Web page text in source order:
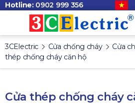
Hotline: 0902 999 356
3CElectric Cửa chống cháy Cửa
thép chống cháy căn hộ
Cửa thép chống cháy